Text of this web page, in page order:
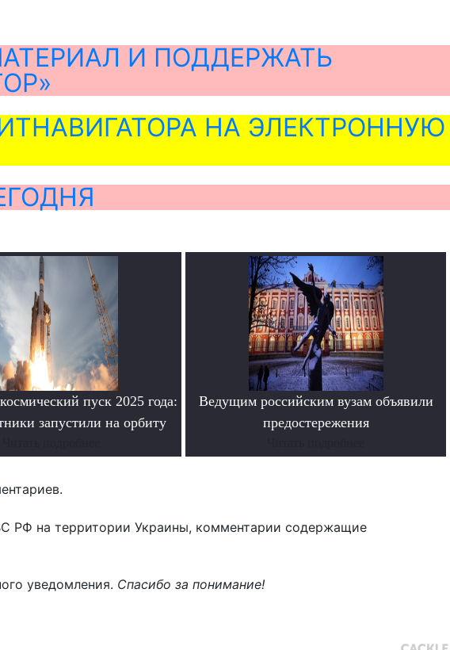
И ПОДДЕРЖАТЬ
НА ЭЛЕКТРОННУЮ
пуск 2025 года:
запустили на орбиту
Ведущим российским вузам объявили
предостережения
РФ на территории Украины, комментарии содержащие
уведомления. Спасибо за понимание!